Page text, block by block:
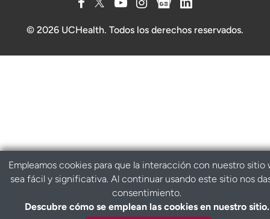
© 2026 UCHealth. Todos los derechos reservados.
Empleamos cookies para que la interacción con nuestro sitio
sea fácil y significativa. Al continuar usando este sitio nos
consentimiento.
Descubre cómo se emplean las cookies en nuestro sitio.